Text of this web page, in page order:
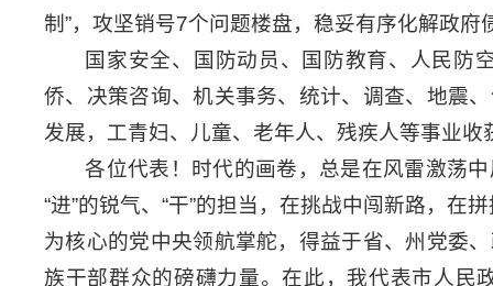
制”，攻坚销号7个问题楼盘，稳妥有序化解政
国家安全、国防动员、国防教育、人民防
侨、决策咨询、机关事务、统计、调查、地震
发展，工青妇、儿童、老年人、残疾人等事业收
各位代表！时代的画卷，总是在风雷激荡
“进”的锐气、“干”的担当，在挑战中闯新路，在
为核心的党中央领航掌舵，得益于省、州党委
族干部群众的磅礴力量。在此，我代表市人民